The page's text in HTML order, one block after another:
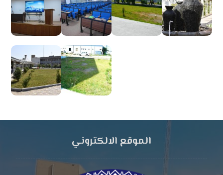
الموقع الالكتروني